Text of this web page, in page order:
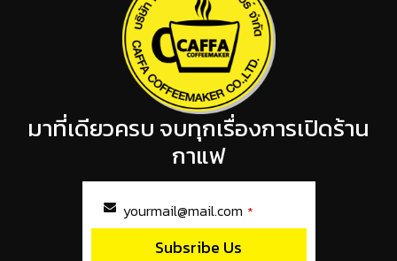
มาที่เดียวครบ จบทุกเรื่องการเปิดร้าน
กาแฟ
yourmail@mail.com *
Subsribe Us